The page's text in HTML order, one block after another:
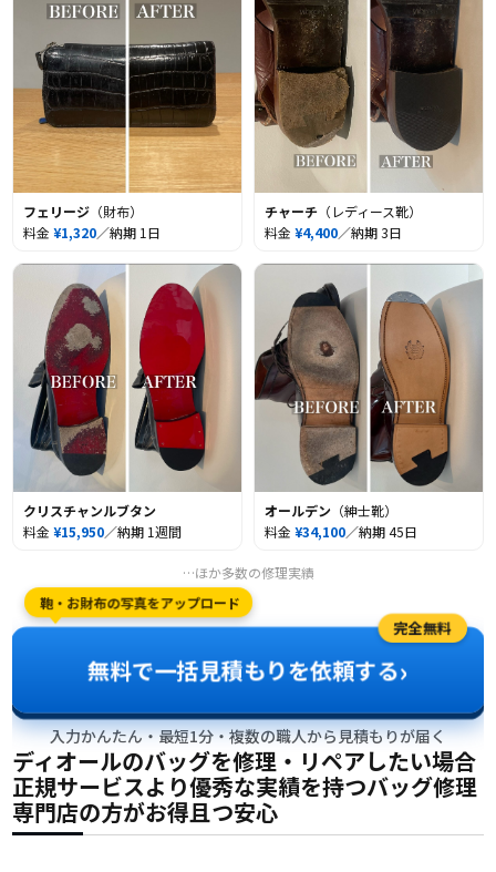
フェリージ （財布）
料金¥1,320／納期 1日
チャーチ （レディース靴）
料金 ¥4,400／納期 3日
クリスチャンルブタン
料金¥15,950／納期 1週間
オールデン （紳士靴）
料金 ¥34,100／納期 45日
…ほか多数の修理実績
完全無料
無料で一括見積もりを依頼する›
鞄・お財布の写真をアップロード
入力かんたん・最短1分・複数の職人から見積もりが届く
ディオールのバッグを修理・リペアしたい場合
正規サービスより優秀な実績を持つバッグ修理
専門店の方がお得且つ安心